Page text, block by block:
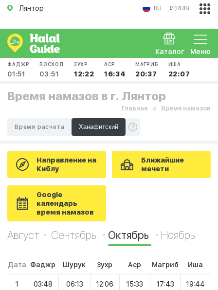
Лянтор RU ₽ (RUB)
Меню
Каталог
ФАДЖР
01:51
ВОСХОД
03:51
ЗУХР
12:22
АСР
16:34
МАГРИБ
20:37
ИША
22:07
Время намазов в г. Лянтор
Главная Время намазов
Время расчета
Направление на
Киблу
Ближайшие
мечети
Google
календарь
время намазов
Август Сентябрь Октябрь Ноябрь
Дата Фаджр Шурук Зухр Аср Магриб Иша
1 03:48 06:13 12:06 15:33 17:43 19:44